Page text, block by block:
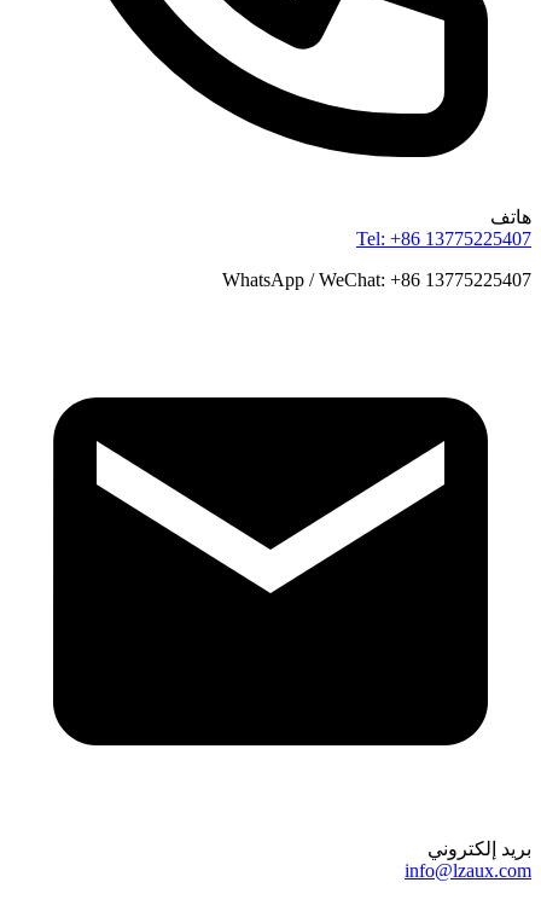
هاتف
Tel: +86 13775225407
WhatsApp / WeChat: +86 13775225407
بريد إلكتروني
info@lzaux.com